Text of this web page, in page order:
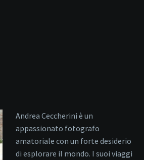
Andrea Ceccherini è un
appassionato fotografo
amatoriale con un forte desiderio
di esplorare il mondo. I suoi viaggi